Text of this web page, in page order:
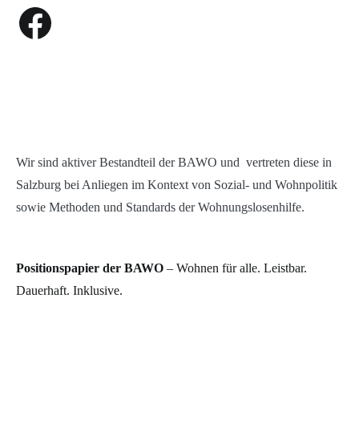
Facebook
Wir sind aktiver Bestandteil der BAWO und vertreten diese in
Salzburg bei Anliegen im Kontext von Sozial- und Wohnpolitik
sowie Methoden und Standards der Wohnungslosenhilfe.
Positionspapier der BAWO – Wohnen für alle. Leistbar.
Dauerhaft. Inklusive.